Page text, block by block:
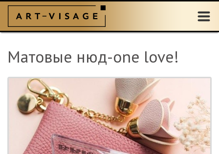
Матовые нюд-one love!